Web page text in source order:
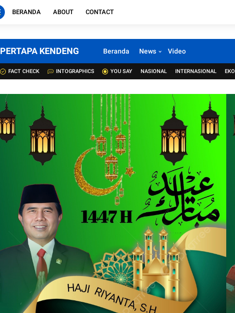
BERANDA ABOUT CONTACT
PERTAPA KENDENG Beranda News Video
FACT CHECK INTOGRAPHICS YOU SAY NASIONAL INTERNASIONAL